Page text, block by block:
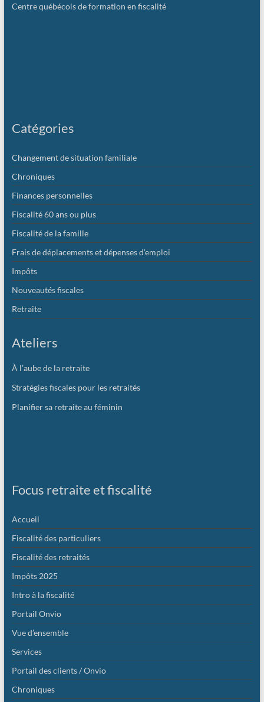
Centre québécois de formation en fiscalité
Catégories
Changement de situation familiale
Chroniques
Finances personnelles
Fiscalité 60 ans ou plus
Fiscalité de la famille
Frais de déplacements et dépenses d’emploi
Impôts
Nouveautés fiscales
Retraite
Ateliers
À l’aube de la retraite
Stratégies fiscales pour les retraités
Planifier sa retraite au féminin
Focus retraite et fiscalité
Accueil
Fiscalité des particuliers
Fiscalité des retraités
Impôts 2025
Intro à la fiscalité
Portail Onvio
Vue d’ensemble
Services
Portail des clients / Onvio
Chroniques